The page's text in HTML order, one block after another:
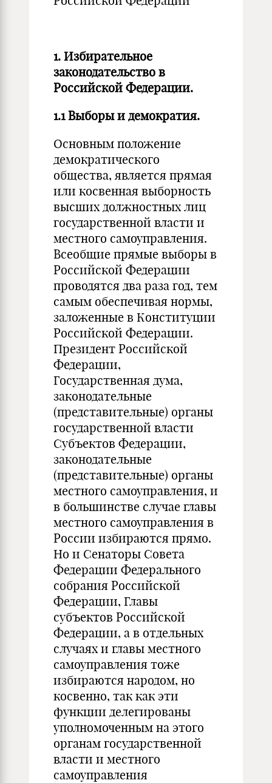
1. Избирательное
законодательство в
Российской Федерации.
1.1 Выборы и демократия.
Основным положение
демократического
общества, является прямая
или косвенная выборность
высших должностных лиц
государственной власти и
местного самоуправления.
Всеобщие прямые выборы в
Российской Федерации
проводятся два раза год, тем
самым обеспечивая нормы,
заложенные в Конституции
Российской Федерации.
Президент Российской
Федерации,
Государственная дума,
законодательные
(представительные) органы
государственной власти
Субъектов Федерации,
законодательные
(представительные) органы
местного самоуправления, и
в большинстве случае главы
местного самоуправления в
России избираются прямо.
Но и Сенаторы Совета
Федерации Федерального
собрания Российской
Федерации, Главы
субъектов Российской
Федерации, а в отдельных
случаях и главы местного
самоуправления тоже
избираются народом, но
косвенно, так как эти
функции делегированы
уполномоченным на этого
органам государственной
власти и местного
самоуправления